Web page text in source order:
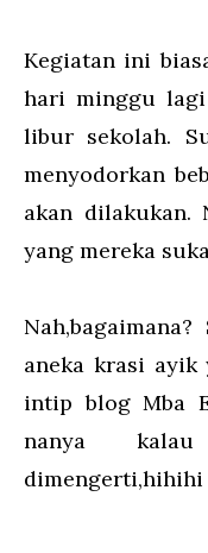
Kegiatan ini
hari minggu lagi
libur sekolah.
menyodorkan
akan dilakukan.
yang mereka
aneka krasi ayik
intip blog Mba
nanya
dimengerti,hihihi